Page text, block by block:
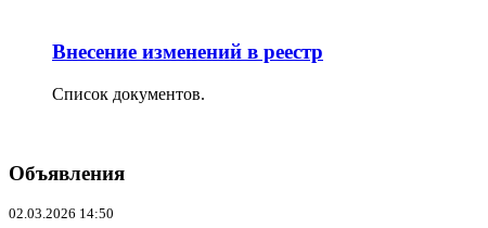
Внесение изменений в реестр
Список документов.
Объявления
02.03.2026 14:50